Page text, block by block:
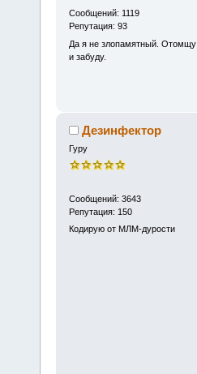
Сообщений: 1119
Репутация: 93
Да я не злопамятный. Отомщу
и забуду.
Дезинфектор
Гуру
Сообщений: 3643
Репутация: 150
Кодирую от МЛМ-дурости